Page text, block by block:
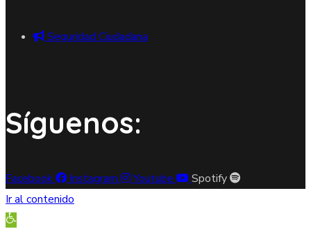
Seguridad Ciudadana
Síguenos:
Facebook Instagram Youtube
Spotify
Ir al contenido
Abrir barra de herramientas